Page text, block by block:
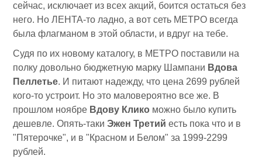
сейчас, исключает из всех акций, боится остаться без
него. Но ЛЕНТА-то ладно, а вот сеть МЕТРО всегда
была флагманом в этой области, и вдруг на тебе.
Судя по их новому каталогу, в МЕТРО поставили на
полку довольно бюджетную марку Шампани Вдова
Пеллетье. И питают надежду, что цена 2699 рублей
кого-то устроит. Но это маловероятно все же. В
прошлом ноябре Вдову Клико можно было купить
дешевле. Опять-таки Эжен Третий есть пока что и в
"Пятерочке", и в "Красном и Белом" за 1999-2299
рублей.